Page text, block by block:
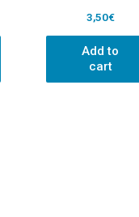
3,50€
Add to
cart